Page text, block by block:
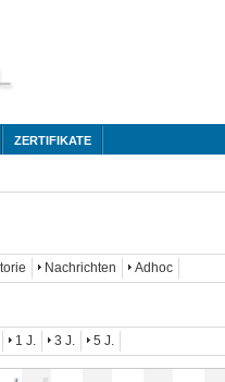
ZERTIFIKATE
Nachrichten Adhoc
1 J. 3 J. 5 J.